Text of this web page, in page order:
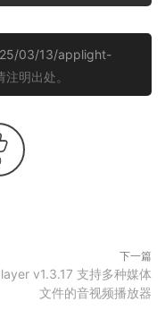
03/13/applight-
注明出处。
下一篇
v1.3.17 支持多种媒体
文件的音视频播放器